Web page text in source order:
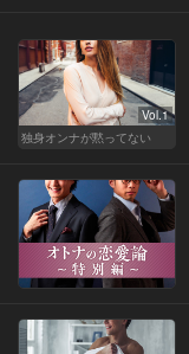
Vol.1
独身オンナが黙ってない